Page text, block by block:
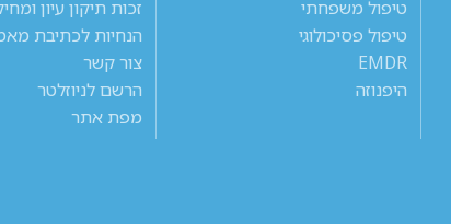
טיפול משפחתי
טיפול פסיכולוגי
EMDR
היפנוזה
זכות תיקון עיון
הנחיות לכתיבת
צור קשר
הרשם לניוזלטר
מפת אתר